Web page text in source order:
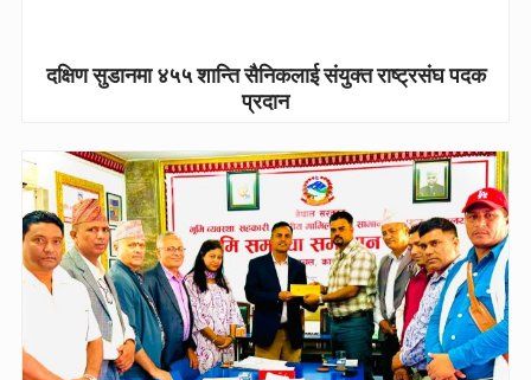
दक्षिण सुडानमा ४५५ शान्ति सैनिकलाई संयुक्त राष्ट्रसंघ पदक
प्रदान